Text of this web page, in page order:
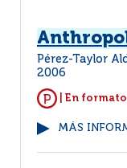
Pérez-Taylor
2006
| En
MÁS